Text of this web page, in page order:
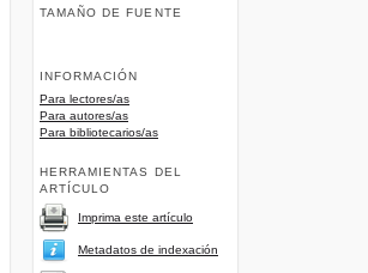
TAMAÑO DE FUENTE
INFORMACIÓN
Para lectores/as
Para autores/as
Para bibliotecarios/as
HERRAMIENTAS DEL
ARTÍCULO
Imprima este artículo
Metadatos de indexación